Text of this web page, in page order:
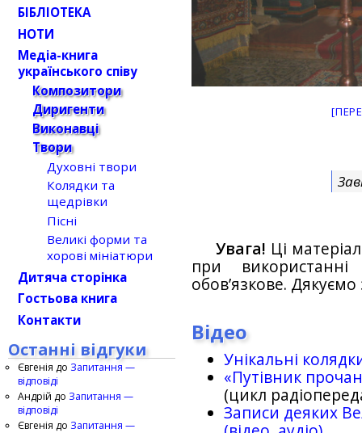
Увага! Ці
при
обов’язкове.
Відео
Унікальні
«Путівник
(цикл
Записи деяких
БІБЛІОТЕКА
НОТИ
Медіа-книга
українського співу
Композитори
Диригенти
Виконавці
Твори
Духовні твори
Колядки та
щедрівки
Пісні
Великі форми та
хорові мініатюри
Дитяча сторінка
Гостьова книга
Контакти
Останні відгуки
Євгенія до Запитання —
відповіді
Андрій до Запитання —
відповіді
Євгенія до Запитання —